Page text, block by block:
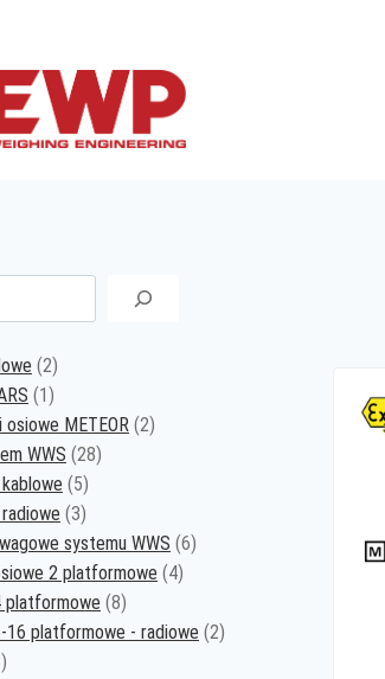
22
produkty
11
produkt
METEOR 22
WWS 2828
55
produktów
33
produkty
systemu WWS 66
2 platformowe 44
platformowe 88
produktów
16 platformowe - radiowe 22
8